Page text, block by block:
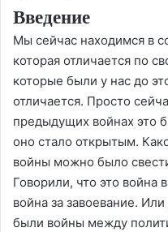
Введение
Мы сейчас находимся в
которая отличается по
которые были у нас до
отличается. Просто
предыдущих войнах это
оно стало открытым.
войны можно было
Говорили, что это война
война за завоевание.
были войны между